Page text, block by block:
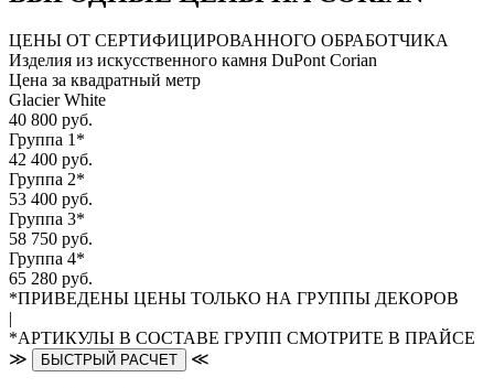
ЦЕНЫ ОТ СЕРТИФИЦИРОВАННОГО ОБРАБОТЧИКА
Изделия из искусственного камня DuPont Corian
Цена за квадратный метр
Glacier White
40 800 руб.
Группа 1*
42 400 руб.
Группа 2*
53 400 руб.
Группа 3*
58 750 руб.
Группа 4*
65 280 руб.
*ПРИВЕДЕНЫ ЦЕНЫ ТОЛЬКО НА ГРУППЫ ДЕКОРОВ
|
*АРТИКУЛЫ В СОСТАВЕ ГРУПП СМОТРИТЕ В ПРАЙСЕ
≫
БЫСТРЫЙ РАСЧЕТ ≪